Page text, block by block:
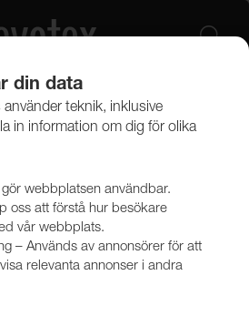
Konstläder Konstläder & konstskinn
din data
använder teknik, inklusive
in information om dig för olika
webbplatsen användbar.
oss att förstå hur besökare
vår webbplats.
– Används av annonsörer för att
relevanta annonser i andra